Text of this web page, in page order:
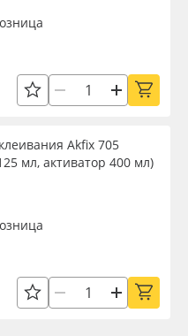
Akfix 705
мл, активатор 400 мл)